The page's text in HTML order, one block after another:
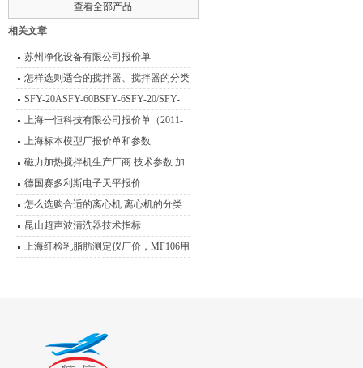
查看全部产品
相关文章
苏州净化设备有限公司报价单
怎样选则适合的搅拌器、搅拌器的分类
型号 功能介绍
SFY-20ASFY-60BSFY-6SFY-20/SFY-
6/SFY-20A/SFY-60B/SFY-60A卤素快速
水分仪（深圳市冠亚电子科技有限公司
产品报价表2012年）
上海一恒科技有限公司报价单（2011-
2012）
上海标本模型厂报价单和参数
磁力加热搅拌机生产厂商 技术参数 加
热磁力搅拌器应用范围
德国赛多利斯电子天平报价
怎么选购合适的离心机 离心机的分类
及其原理介绍
昆山超声波清洗器技术指标
上海纤检乳脂肪测定仪厂价，MF106用